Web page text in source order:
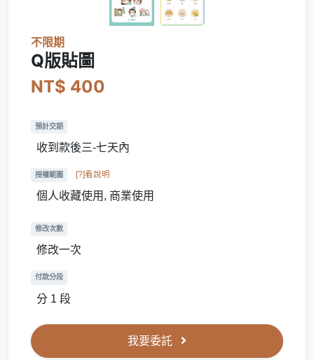
不限期
Q版貼圖
NT$ 400
預計交期
收到款後三-七天內
授權範圍 [?]看說明
個人收藏使用, 商業使用
修改次數
修改一次
付款分段
分 1 段
我要委託